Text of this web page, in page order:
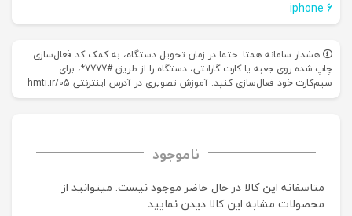
iphone 6
هشدار سامانه همتا: حتما در زمان تحویل دستگاه، به کمک کد فعال‌سازی
چاپ شده روی جعبه یا کارت گارانتی، دستگاه را از طریق #7777*، برای
سیم‌کارت خود فعال‌سازی کنید. آموزش تصویری در آدرس اینترنتی hmti.ir/05
ناموجود
متاسفانه این کالا در حال حاضر موجود نیست. می‍توانید از
محصولات مشابه این کالا دیدن نمایید